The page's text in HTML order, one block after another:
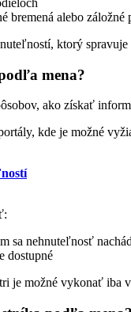
bremená alebo záložné
ktorý
mena?
ako získať
kde je možné
sa nehnuteľnosť
dostupné
je možné vykonať iba